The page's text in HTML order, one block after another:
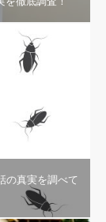
の真実を調べて